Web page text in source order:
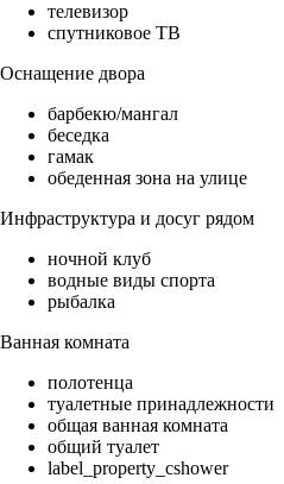
телевизор
спутниковое ТВ
Оснащение двора
барбекю/мангал
беседка
гамак
обеденная зона на улице
Инфраструктура и досуг рядом
ночной клуб
водные виды спорта
рыбалка
Ванная комната
полотенца
туалетные принадлежности
общая ванная комната
общий туалет
label_property_cshower